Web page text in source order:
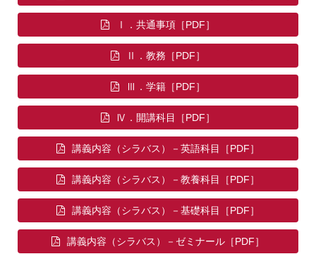
Ⅰ．共通事項
Ⅱ．教務
Ⅲ．学籍
Ⅳ．開講科目
講義内容（シラバス）－英語科目
講義内容（シラバス）－教養科目
講義内容（シラバス）－基礎科目
講義内容（シラバス）－ゼミナール